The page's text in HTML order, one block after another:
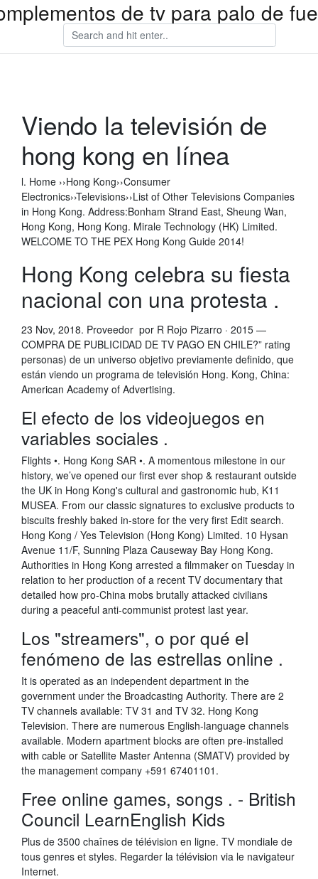
de tv para palo de
Viendo la televisión de
hong kong en línea
l. Home ››Hong Kong››Consumer
Electronics››Televisions››List of Other Televisions Companies
in Hong Kong. Address:Bonham Strand East, Sheung Wan,
Hong Kong, Hong Kong. Mirale Technology (HK) Limited.
WELCOME TO THE PEX Hong Kong Guide 2014!
Hong Kong celebra su fiesta
nacional con una protesta .
23 Nov, 2018. Proveedor por R Rojo Pizarro · 2015 —
COMPRA DE PUBLICIDAD DE TV PAGO EN CHILE?” rating
personas) de un universo objetivo previamente definido, que
están viendo un programa de televisión Hong. Kong, China:
American Academy of Advertising.
El efecto de los videojuegos en
variables sociales .
Flights •. Hong Kong SAR •. A momentous milestone in our
history, we’ve opened our first ever shop & restaurant outside
the UK in Hong Kong's cultural and gastronomic hub, K11
MUSEA. From our classic signatures to exclusive products to
biscuits freshly baked in-store for the very first Edit search.
Hong Kong / Yes Television (Hong Kong) Limited. 10 Hysan
Avenue 11/F, Sunning Plaza Causeway Bay Hong Kong.
Authorities in Hong Kong arrested a filmmaker on Tuesday in
relation to her production of a recent TV documentary that
detailed how pro-China mobs brutally attacked civilians
during a peaceful anti-communist protest last year.
Los "streamers", o por qué el
fenómeno de las estrellas online .
It is operated as an independent department in the
government under the Broadcasting Authority. There are 2
TV channels available: TV 31 and TV 32. Hong Kong
Television. There are numerous English-language channels
available. Modern apartment blocks are often pre-installed
with cable or Satellite Master Antenna (SMATV) provided by
the management company +591 67401101.
Free online games, songs . - British
Council LearnEnglish Kids
Plus de 3500 chaînes de télévision en ligne. TV mondiale de
tous genres et styles. Regarder la télévision via le navigateur
Internet.